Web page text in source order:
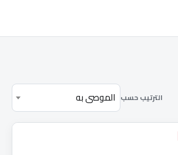
الترتيب حسب الموصى به